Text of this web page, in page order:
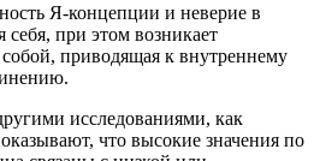
Я-концепции и неверие в
себя, при этом возникает
собой, приводящая к внутреннему
исследованиями, как
что высокие значения по